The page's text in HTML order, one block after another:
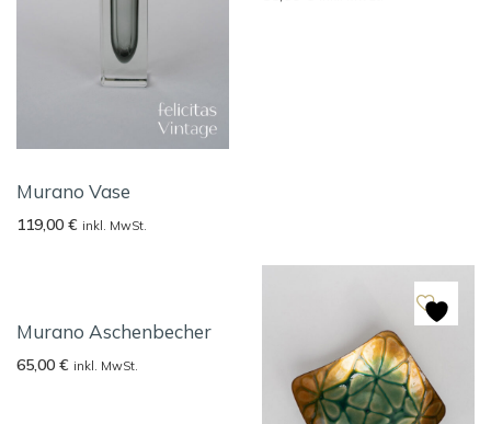
Murano Vase
119,00 € inkl. MwSt.
Murano Aschenbecher
65,00 € inkl. MwSt.